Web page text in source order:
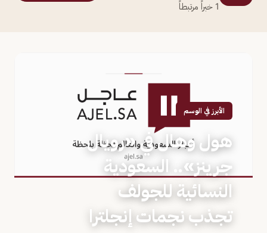
1 خبراً مرتبطاً
الأبرز في الوسم
هول وهال في «رويال
جرينز».. السعودية
النسائية للجولف
تجذب نجمات إنجلترا